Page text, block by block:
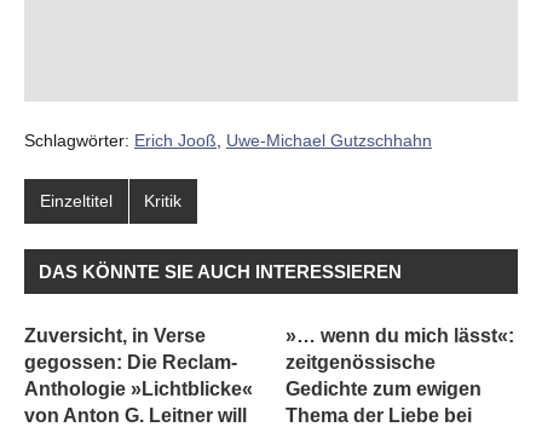
Schlagwörter: Erich Jooß Uwe-Michael Gutzschhahn
Einzeltitel Kritik
DAS KÖNNTE SIE AUCH INTERESSIEREN
Zuversicht, in Verse
gegossen: Die Reclam-
Anthologie »Lichtblicke«
von Anton G. Leitner will
»… wenn du mich lässt«:
zeitgenössische
Gedichte zum ewigen
Thema der Liebe bei